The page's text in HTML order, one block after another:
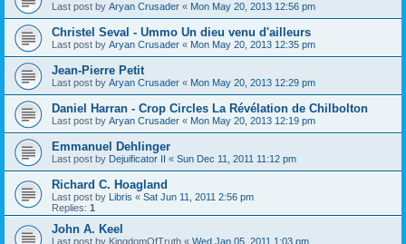
Last post by Aryan Crusader « Mon May 20, 2013 12:56 pm
Christel Seval - Ummo Un dieu venu d'ailleurs
Last post by Aryan Crusader « Mon May 20, 2013 12:35 pm
Jean-Pierre Petit
Last post by Aryan Crusader « Mon May 20, 2013 12:29 pm
Daniel Harran - Crop Circles La Révélation de Chilbolton
Last post by Aryan Crusader « Mon May 20, 2013 12:19 pm
Emmanuel Dehlinger
Last post by Dejuificator II « Sun Dec 11, 2011 11:12 pm
Richard C. Hoagland
Last post by Libris « Sat Jun 11, 2011 2:56 pm
Replies: 1
John A. Keel
Last post by KingdomOfTruth « Wed Jan 05, 2011 1:03 pm